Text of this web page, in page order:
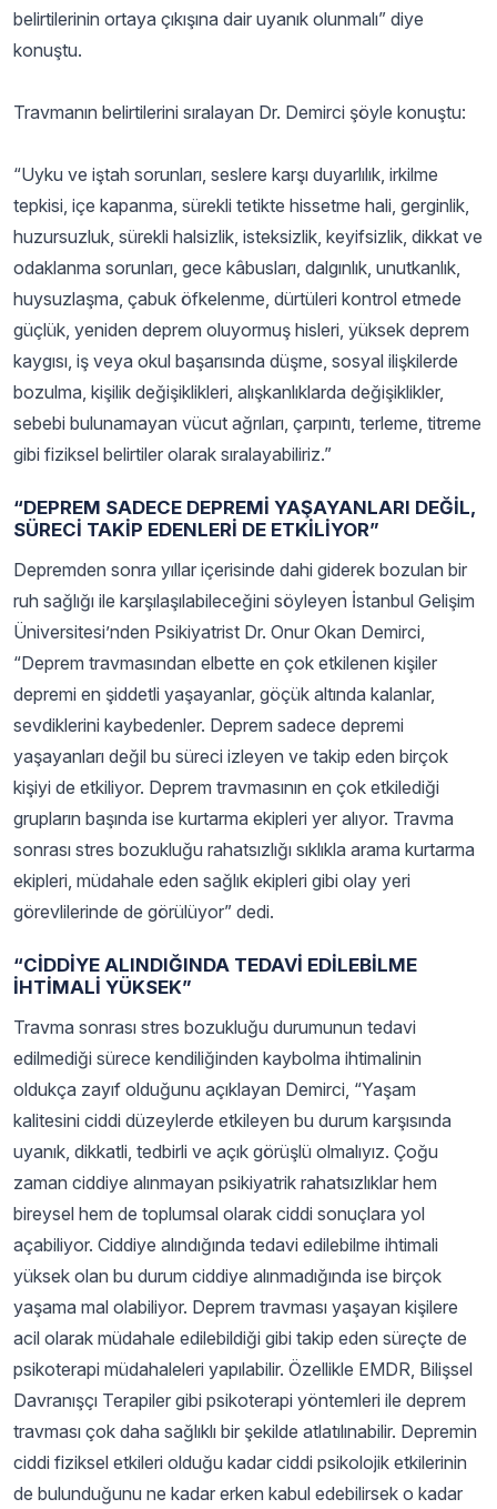
belirtilerinin ortaya çıkışına dair uyanık olunmalı” diye
konuştu.
Travmanın belirtilerini sıralayan Dr. Demirci şöyle konuştu:
“Uyku ve iştah sorunları, seslere karşı duyarlılık, irkilme
tepkisi, içe kapanma, sürekli tetikte hissetme hali, gerginlik,
huzursuzluk, sürekli halsizlik, isteksizlik, keyifsizlik, dikkat ve
odaklanma sorunları, gece kâbusları, dalgınlık, unutkanlık,
huysuzlaşma, çabuk öfkelenme, dürtüleri kontrol etmede
güçlük, yeniden deprem oluyormuş hisleri, yüksek deprem
kaygısı, iş veya okul başarısında düşme, sosyal ilişkilerde
bozulma, kişilik değişiklikleri, alışkanlıklarda değişiklikler,
sebebi bulunamayan vücut ağrıları, çarpıntı, terleme, titreme
gibi fiziksel belirtiler olarak sıralayabiliriz.”
“DEPREM SADECE DEPREMİ YAŞAYANLARI DEĞİL,
SÜRECİ TAKİP EDENLERİ DE ETKİLİYOR”
Depremden sonra yıllar içerisinde dahi giderek bozulan bir
ruh sağlığı ile karşılaşılabileceğini söyleyen İstanbul Gelişim
Üniversitesi’nden Psikiyatrist Dr. Onur Okan Demirci,
“Deprem travmasından elbette en çok etkilenen kişiler
depremi en şiddetli yaşayanlar, göçük altında kalanlar,
sevdiklerini kaybedenler. Deprem sadece depremi
yaşayanları değil bu süreci izleyen ve takip eden birçok
kişiyi de etkiliyor. Deprem travmasının en çok etkilediği
grupların başında ise kurtarma ekipleri yer alıyor. Travma
sonrası stres bozukluğu rahatsızlığı sıklıkla arama kurtarma
ekipleri, müdahale eden sağlık ekipleri gibi olay yeri
görevlilerinde de görülüyor” dedi.
“CİDDİYE ALINDIĞINDA TEDAVİ EDİLEBİLME
İHTİMALİ YÜKSEK”
Travma sonrası stres bozukluğu durumunun tedavi
edilmediği sürece kendiliğinden kaybolma ihtimalinin
oldukça zayıf olduğunu açıklayan Demirci, “Yaşam
kalitesini ciddi düzeylerde etkileyen bu durum karşısında
uyanık, dikkatli, tedbirli ve açık görüşlü olmalıyız. Çoğu
zaman ciddiye alınmayan psikiyatrik rahatsızlıklar hem
bireysel hem de toplumsal olarak ciddi sonuçlara yol
açabiliyor. Ciddiye alındığında tedavi edilebilme ihtimali
yüksek olan bu durum ciddiye alınmadığında ise birçok
yaşama mal olabiliyor. Deprem travması yaşayan kişilere
acil olarak müdahale edilebildiği gibi takip eden süreçte de
psikoterapi müdahaleleri yapılabilir. Özellikle EMDR, Bilişsel
Davranışçı Terapiler gibi psikoterapi yöntemleri ile deprem
travması çok daha sağlıklı bir şekilde atlatılınabilir. Depremin
ciddi fiziksel etkileri olduğu kadar ciddi psikolojik etkilerinin
de bulunduğunu ne kadar erken kabul edebilirsek o kadar